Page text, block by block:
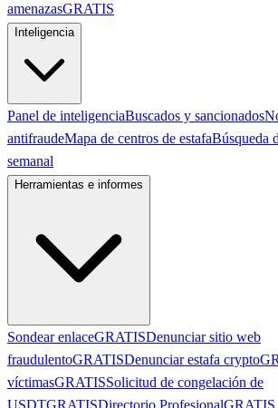
amenazasGRATIS
Inteligencia
Panel de inteligenciaBuscados y sancionados
antifraudeMapa de centros de estafaBúsqueda
semanal
Herramientas e informes
Sondear enlaceGRATISDenunciar sitio web
fraudulentoGRATISDenunciar estafa crypto
víctimasGRATISSolicitud de congelación de